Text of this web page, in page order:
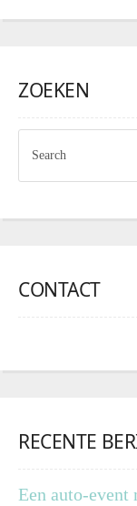
ZOEKEN
CONTACT
RECENTE
Een auto-event